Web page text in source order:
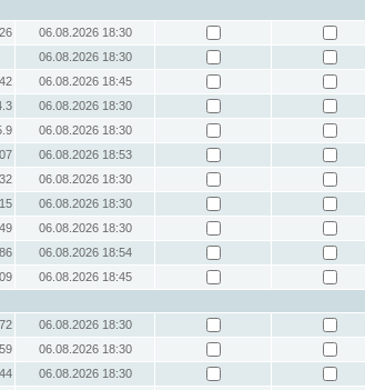
06.08.2026 18:30
06.08.2026 18:30
06.08.2026 18:45
06.08.2026 18:30
06.08.2026 18:30
06.08.2026 18:53
06.08.2026 18:30
06.08.2026 18:30
06.08.2026 18:30
06.08.2026 18:54
06.08.2026 18:45
06.08.2026 18:30
06.08.2026 18:30
06.08.2026 18:30